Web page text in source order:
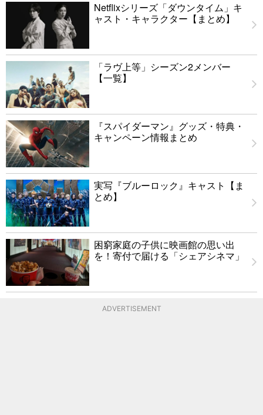
Netflixシリーズ「ダウンタイム」キ
ャスト・キャラクター【まとめ】
「ラヴ上等」シーズン2メンバー
【一覧】
『スパイダーマン』グッズ・特典・
キャンペーン情報まとめ
実写『ブルーロック』キャスト【ま
とめ】
困窮家庭の子供に映画館の思い出
を！寄付で届ける「シェアシネマ」
ADVERTISEMENT